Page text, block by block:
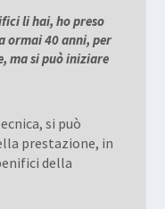
li hai, ho preso
ormai 40 anni, per
ma si può iniziare
si può
prestazione, in
della